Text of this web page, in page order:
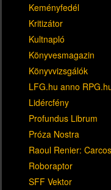
Keményfedél
Kritizátor
Kultnapló
Könyvesmagazin
Könyvvizsgálók
LFG.hu anno
Lidércfény
Profundus Librum
Próza Nostra
Raoul Renier:
Roboraptor
SFF Vektor